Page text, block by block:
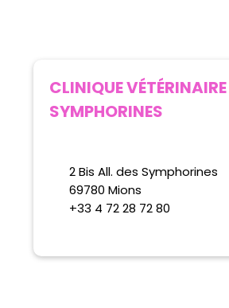
CLINIQUE VÉTÉRINAIRE
SYMPHORINES
2 Bis All. des Symphorines
69780 Mions
+33 4 72 28 72 80